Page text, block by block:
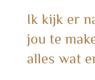
Ik kijk er
jou te
alles wat